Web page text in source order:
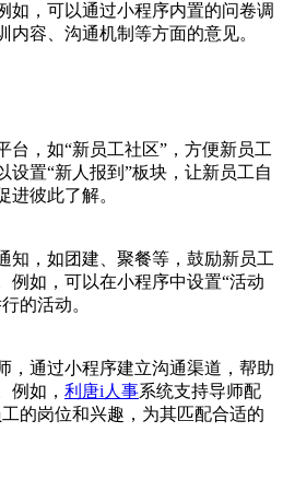
如，可以通过小程序内置的问卷调
容、沟通机制等方面的意见。
台，如“新员工社区”，方便新员工
设置“新人报到”板块，让新员工自
进彼此了解。
知，如团建、聚餐等，鼓励新员工
例如，可以在小程序中设置“活动
的活动。
，通过小程序建立沟通渠道，帮助
例如， 利唐i人事系统支持导师配
的岗位和兴趣，为其匹配合适的